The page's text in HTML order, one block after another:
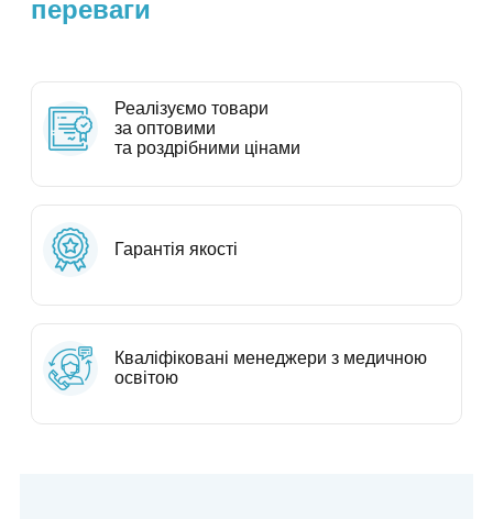
переваги
Реалізуємо товари
за оптовими
та роздрібними цінами
Гарантія якості
Кваліфіковані менеджери з медичною
освітою